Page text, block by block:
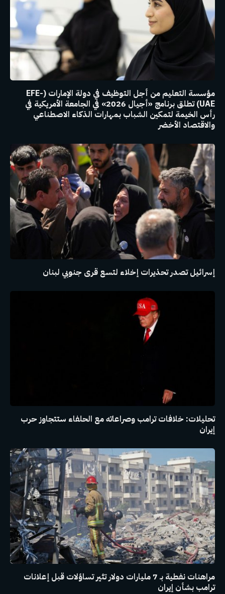
مؤسسة التعليم من أجل التوظيف في دولة الإمارات (EFE-
UAE) تطلق برنامج «أجيال 2026» في الجامعة الأمريكية في
رأس الخيمة لتمكين الشباب بمهارات الذكاء الاصطناعي
والاقتصاد الأخضر
إسرائيل تصدر تحذيرات إخلاء لتسع قرى جنوبي لبنان
تحليلات: خلافات ترامب وصراعاته مع الحلفاء ستتجاوز حرب
إيران
مراهنات نفطية بـ 7 مليارات دولار تثير تساؤلات قبل إعلانات
ترامب بشأن إيران